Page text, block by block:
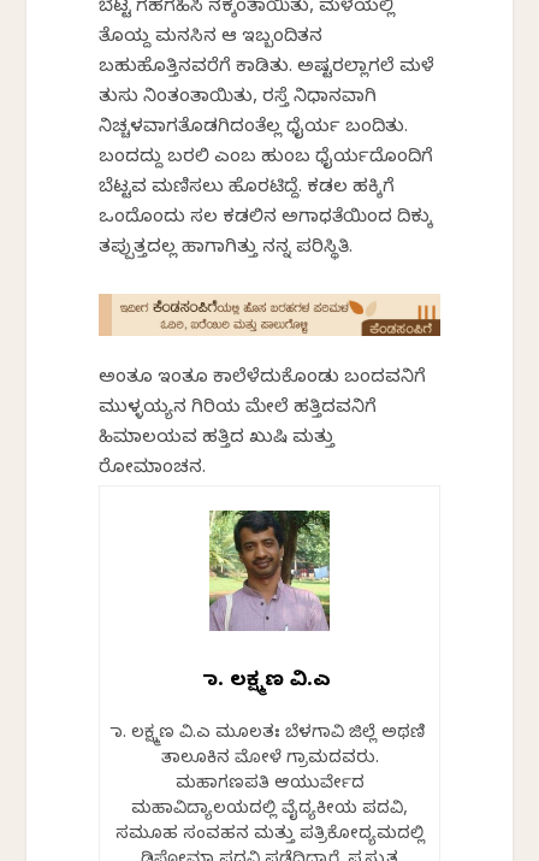
ಬೆಟ್ಟ ಗಹಗಹಿಸಿ ನಕ್ಕಂತಾಯಿತು, ಮಳೆಯಲ್ಲಿ
ತೊಯ್ದ ಮನಸಿನ ಆ ಇಬ್ಬಂದಿತನ
ಬಹುಹೊತ್ತಿನವರೆಗೆ ಕಾಡಿತು. ಅಷ್ಟರಲ್ಲಾಗಲೆ ಮಳೆ
ತುಸು ನಿಂತಂತಾಯಿತು, ರಸ್ತೆ ನಿಧಾನವಾಗಿ
ನಿಚ್ಚಳವಾಗತೊಡಗಿದಂತೆಲ್ಲ ಧೈರ್ಯ ಬಂದಿತು.
ಬಂದದ್ದು ಬರಲಿ ಎಂಬ ಹುಂಬ ಧೈರ್ಯದೊಂದಿಗೆ
ಬೆಟ್ಟವ ಮಣಿಸಲು ಹೊರಟಿದ್ದೆ. ಕಡಲ ಹಕ್ಕಿಗೆ
ಒಂದೊಂದು ಸಲ ಕಡಲಿನ ಅಗಾಧತೆಯಿಂದ ದಿಕ್ಕು
ತಪ್ಪುತ್ತದಲ್ಲ ಹಾಗಾಗಿತ್ತು ನನ್ನ ಪರಿಸ್ಥಿತಿ.
ಅಂತೂ ಇಂತೂ ಕಾಲೆಳೆದುಕೊಂಡು ಬಂದವನಿಗೆ
ಮುಳ್ಳಯ್ಯನ ಗಿರಿಯ ಮೇಲೆ ಹತ್ತಿದವನಿಗೆ
ಹಿಮಾಲಯವ ಹತ್ತಿದ ಖುಷಿ ಮತ್ತು
ರೋಮಾಂಚನ.
ಡಾ. ಲಕ್ಷ್ಮಣ ವಿ.ಎ
ಡಾ. ಲಕ್ಷ್ಮಣ ವಿ.ಎ ಮೂಲತಃ ಬೆಳಗಾವಿ ಜಿಲ್ಲೆ ಅಥಣಿ
ತಾಲೂಕಿನ ಮೋಳೆ ಗ್ರಾಮದವರು.
ಮಹಾಗಣಪತಿ ಆಯುರ್ವೇದ
ಮಹಾವಿದ್ಯಾಲಯದಲ್ಲಿ ವೈದ್ಯಕೀಯ ಪದವಿ,
ಸಮೂಹ ಸಂವಹನ ಮತ್ತು ಪತ್ರಿಕೋದ್ಯಮದಲ್ಲಿ